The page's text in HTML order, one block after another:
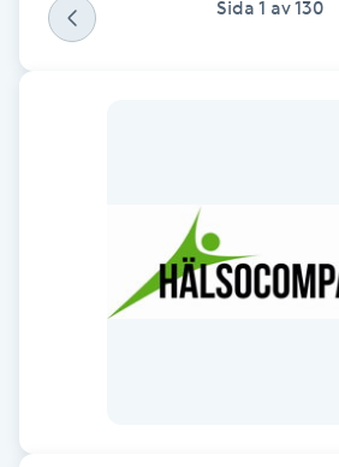
Fettreducering
Sida 1 av130